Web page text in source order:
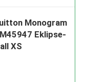
Monogram
Eklipse-
XS